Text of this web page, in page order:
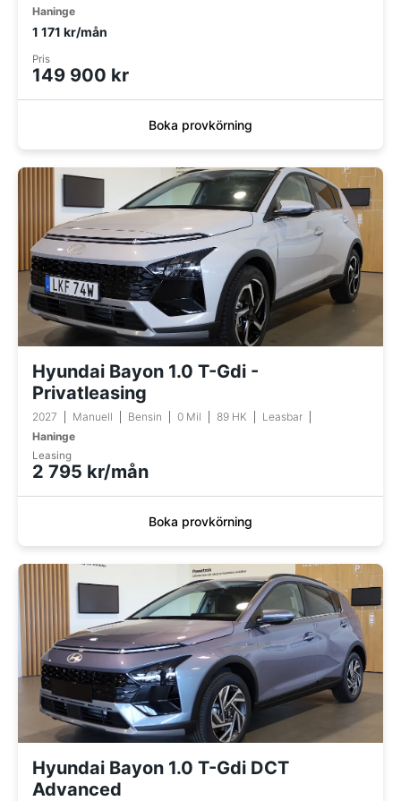
Haninge
1 171 kr/mån
Pris
149 900 kr
Boka provkörning
Hyundai Bayon 1.0 T-Gdi -
Privatleasing
2027 Manuell Bensin 0 Mil 89 HK
Leasbar
Haninge
Leasing
2 795 kr/mån
Boka provkörning
Hyundai Bayon 1.0 T-Gdi DCT
Advanced